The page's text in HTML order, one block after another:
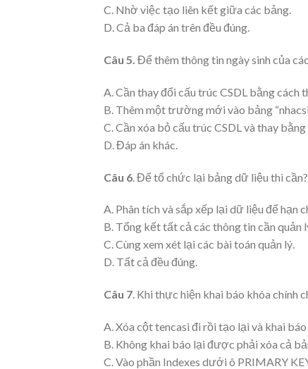
C. Nhờ việc tạo liên kết giữa các bảng.
D. Cả ba đáp án trên đều đúng.
Câu 5. Để thêm thông tin ngày sinh của
A. Cần thay đổi cấu trúc CSDL bằng
B. Thêm một trường mới vào bảng
C. Cần xóa bỏ cấu trúc CSDL và thay bằng
D. Đáp án khác.
Câu 6 . Để tổ chức lại bảng dữ liệu thì cần?
A. Phân tích và sắp xếp lại dữ liệu để hạn
B. Tổng kết tất cả các thông tin cần quản
C. Cùng xem xét lại các bài toán quản lý.
D. Tất cả đều đúng.
Câu 7. Khi thực hiện khai báo khóa chính
A. Xóa cột tencasi đi rồi tạo lại và khai
B. Không khai báo lại được phải xóa cả
C. Vào phần Indexes dưới ô PRIMARY